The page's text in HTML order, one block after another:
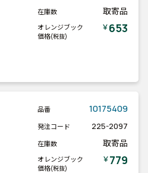
在庫数 取寄品
オレンジブック
価格(税抜)
￥653
品番 10175409
発注コード 225-2097
在庫数 取寄品
オレンジブック
価格(税抜)
￥779